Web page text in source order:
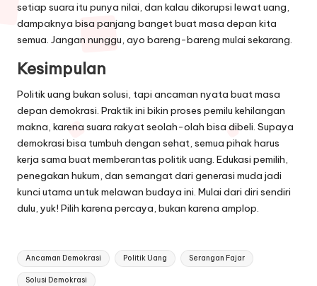
setiap suara itu punya nilai, dan kalau dikorupsi lewat uang,
dampaknya bisa panjang banget buat masa depan kita
semua. Jangan nunggu, ayo bareng-bareng mulai sekarang.
Kesimpulan
Politik uang bukan solusi, tapi ancaman nyata buat masa
depan demokrasi. Praktik ini bikin proses pemilu kehilangan
makna, karena suara rakyat seolah-olah bisa dibeli. Supaya
demokrasi bisa tumbuh dengan sehat, semua pihak harus
kerja sama buat memberantas politik uang. Edukasi pemilih,
penegakan hukum, dan semangat dari generasi muda jadi
kunci utama untuk melawan budaya ini. Mulai dari diri sendiri
dulu, yuk! Pilih karena percaya, bukan karena amplop.
Tags:
Ancaman Demokrasi Politik Uang Serangan Fajar
Solusi Demokrasi